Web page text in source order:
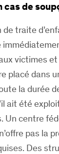
cas de
de traite
victimes et
placé dans
la durée
ait été
Un centre
pas la
Des